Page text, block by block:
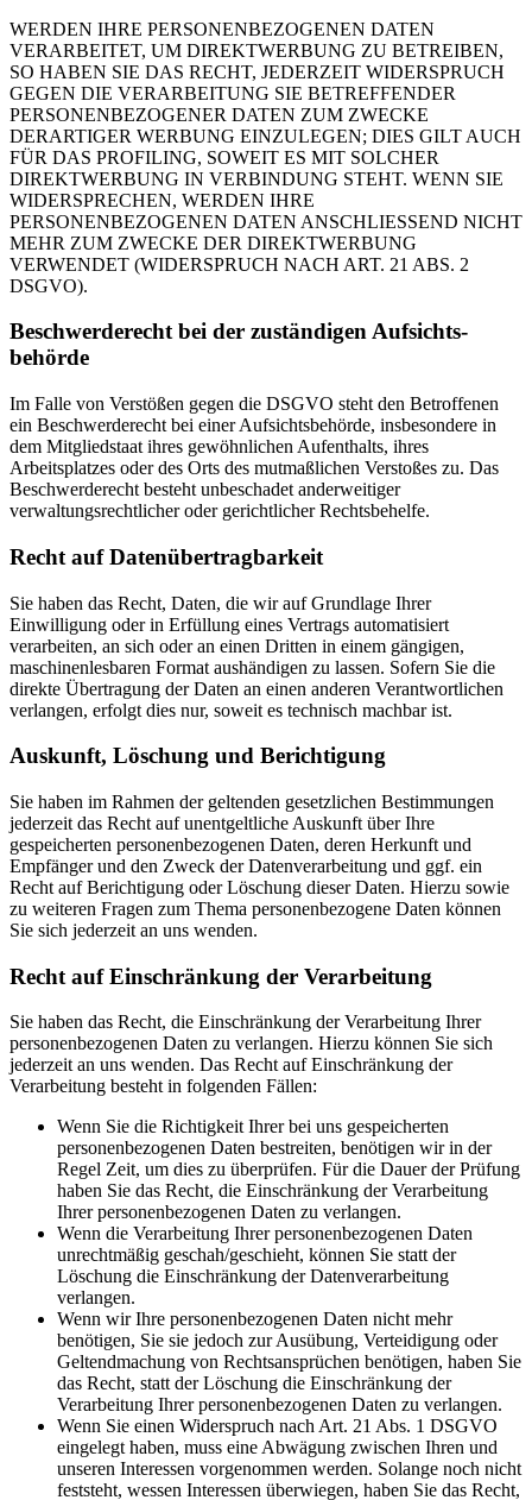
WERDEN IHRE PERSONENBEZOGENEN DATEN
VERARBEITET, UM DIREKTWERBUNG ZU BETREIBEN,
SO HABEN SIE DAS RECHT, JEDERZEIT WIDERSPRUCH
GEGEN DIE VERARBEITUNG SIE BETREFFENDER
PERSONENBEZOGENER DATEN ZUM ZWECKE
DERARTIGER WERBUNG EINZULEGEN; DIES GILT AUCH
FÜR DAS PROFILING, SOWEIT ES MIT SOLCHER
DIREKTWERBUNG IN VERBINDUNG STEHT. WENN SIE
WIDERSPRECHEN, WERDEN IHRE
PERSONENBEZOGENEN DATEN ANSCHLIESSEND NICHT
MEHR ZUM ZWECKE DER DIREKTWERBUNG
VERWENDET (WIDERSPRUCH NACH ART. 21 ABS. 2
DSGVO).
Beschwerde­recht bei der zuständigen Aufsichts­
behörde
Im Falle von Verstößen gegen die DSGVO steht den Betroffenen
ein Beschwerderecht bei einer Aufsichtsbehörde, insbesondere in
dem Mitgliedstaat ihres gewöhnlichen Aufenthalts, ihres
Arbeitsplatzes oder des Orts des mutmaßlichen Verstoßes zu. Das
Beschwerderecht besteht unbeschadet anderweitiger
verwaltungsrechtlicher oder gerichtlicher Rechtsbehelfe.
Recht auf Daten­übertrag­barkeit
Sie haben das Recht, Daten, die wir auf Grundlage Ihrer
Einwilligung oder in Erfüllung eines Vertrags automatisiert
verarbeiten, an sich oder an einen Dritten in einem gängigen,
maschinenlesbaren Format aushändigen zu lassen. Sofern Sie die
direkte Übertragung der Daten an einen anderen Verantwortlichen
verlangen, erfolgt dies nur, soweit es technisch machbar ist.
Auskunft, Löschung und Berichtigung
Sie haben im Rahmen der geltenden gesetzlichen Bestimmungen
jederzeit das Recht auf unentgeltliche Auskunft über Ihre
gespeicherten personenbezogenen Daten, deren Herkunft und
Empfänger und den Zweck der Datenverarbeitung und ggf. ein
Recht auf Berichtigung oder Löschung dieser Daten. Hierzu sowie
zu weiteren Fragen zum Thema personenbezogene Daten können
Sie sich jederzeit an uns wenden.
Recht auf Einschränkung der Verarbeitung
Sie haben das Recht, die Einschränkung der Verarbeitung Ihrer
personenbezogenen Daten zu verlangen. Hierzu können Sie sich
jederzeit an uns wenden. Das Recht auf Einschränkung der
Verarbeitung besteht in folgenden Fällen:
Wenn Sie die Richtigkeit Ihrer bei uns gespeicherten
personenbezogenen Daten bestreiten, benötigen wir in der
Regel Zeit, um dies zu überprüfen. Für die Dauer der Prüfung
haben Sie das Recht, die Einschränkung der Verarbeitung
Ihrer personenbezogenen Daten zu verlangen.
Wenn die Verarbeitung Ihrer personenbezogenen Daten
unrechtmäßig geschah/geschieht, können Sie statt der
Löschung die Einschränkung der Datenverarbeitung
verlangen.
Wenn wir Ihre personenbezogenen Daten nicht mehr
benötigen, Sie sie jedoch zur Ausübung, Verteidigung oder
Geltendmachung von Rechtsansprüchen benötigen, haben Sie
das Recht, statt der Löschung die Einschränkung der
Verarbeitung Ihrer personenbezogenen Daten zu verlangen.
Wenn Sie einen Widerspruch nach Art. 21 Abs. 1 DSGVO
eingelegt haben, muss eine Abwägung zwischen Ihren und
unseren Interessen vorgenommen werden. Solange noch nicht
feststeht, wessen Interessen überwiegen, haben Sie das Recht,